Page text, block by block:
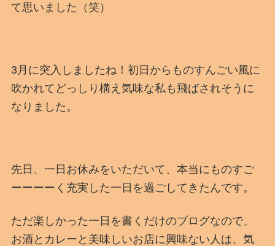
て思いました（笑）
3月に突入しましたね！初日からものすんごい風に
吹かれてどっしり構え気味な私も飛ばされそうに
なりました。
先日、一日お休みをいただいて、本当にものすご
ーーーーく充実した一日を過ごしてきたんです。
ただ楽しかった一日を書くだけのブログなので、
お酒とカレーと美味しいお店に興味ない人は、気